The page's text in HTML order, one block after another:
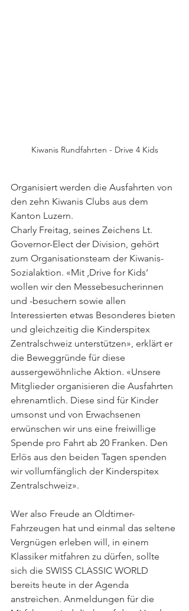
Kiwanis Rundfahrten - Drive 4 Kids
Organisiert werden die Ausfahrten von
den zehn Kiwanis Clubs aus dem
Kanton Luzern.
Charly Freitag, seines Zeichens Lt.
Governor-Elect der Division, gehört
zum Organisationsteam der Kiwanis-
Sozialaktion. «Mit ‚Drive for Kids‘
wollen wir den Messebesucherinnen
und -besuchern sowie allen
Interessierten etwas Besonderes bieten
und gleichzeitig die Kinderspitex
Zentralschweiz unterstützen», erklärt er
die Beweggründe für diese
aussergewöhnliche Aktion. «Unsere
Mitglieder organisieren die Ausfahrten
ehrenamtlich. Diese sind für Kinder
umsonst und von Erwachsenen
erwünschen wir uns eine freiwillige
Spende pro Fahrt ab 20 Franken. Den
Erlös aus den beiden Tagen spenden
wir vollumfänglich der Kinderspitex
Zentralschweiz».
Wer also Freude an Oldtimer-
Fahrzeugen hat und einmal das seltene
Vergnügen erleben will, in einem
Klassiker mitfahren zu dürfen, sollte
sich die SWISS CLASSIC WORLD
bereits heute in der Agenda
anstreichen. Anmeldungen für die